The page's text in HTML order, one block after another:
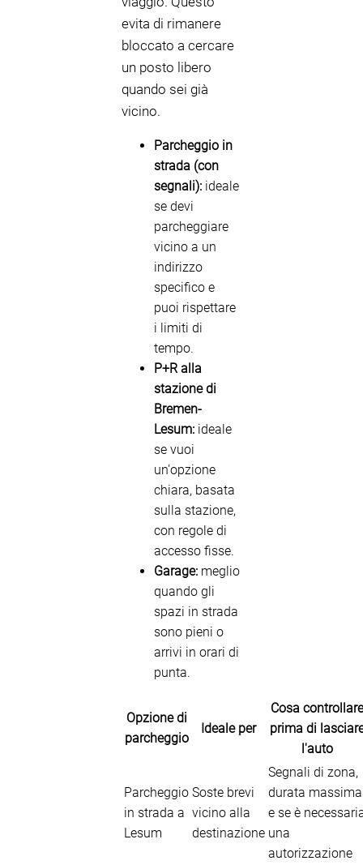
evita di rimanere
bloccato a cercare
un posto libero
quando sei già
vicino.
Parcheggio in
strada (con
segnali): ideale
se devi
parcheggiare
vicino a un
indirizzo
specifico e
puoi rispettare
i limiti di
tempo.
P+R alla
stazione di
Bremen-
Lesum: ideale
se vuoi
un'opzione
chiara, basata
sulla stazione,
con regole di
accesso fisse.
Garage: meglio
quando gli
spazi in strada
sono pieni o
arrivi in orari di
punta.
Opzione di
parcheggio
Ideale per
Cosa controllare
prima di
l'auto
Parcheggio
in strada a
Lesum
Soste brevi
vicino alla
destinazione
Segnali di zona,
durata massima
e se è
una
autorizzazione